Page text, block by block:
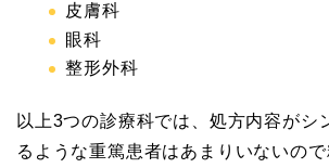
皮膚科
眼科
整形外科
以上3つの診療科では、処方内容がシ
るような重篤患者はあまりいないの